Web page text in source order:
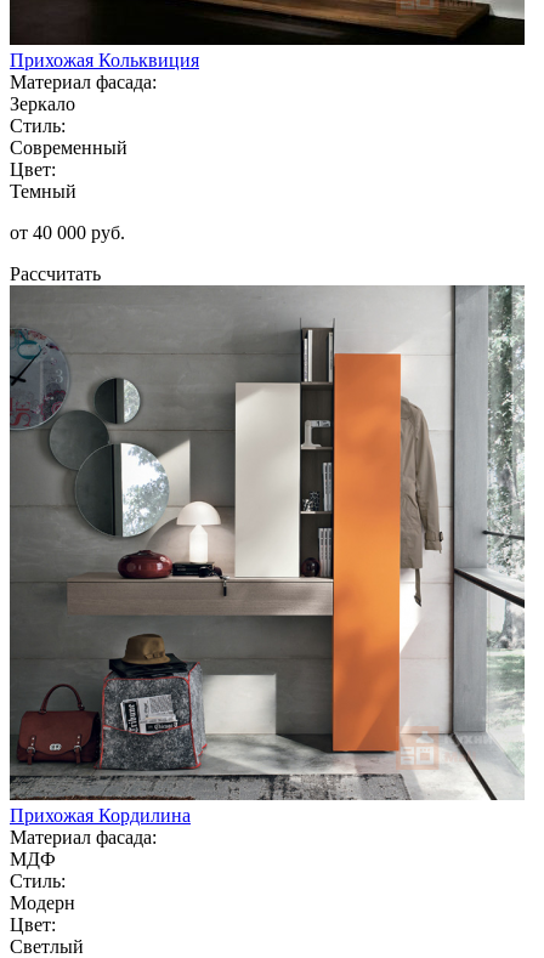
Прихожая Кольквиция
Материал фасада:
Зеркало
Стиль:
Современный
Цвет:
Темный
от 40 000 руб.
Рассчитать
Прихожая Кордилина
Материал фасада:
МДФ
Стиль:
Модерн
Цвет:
Светлый